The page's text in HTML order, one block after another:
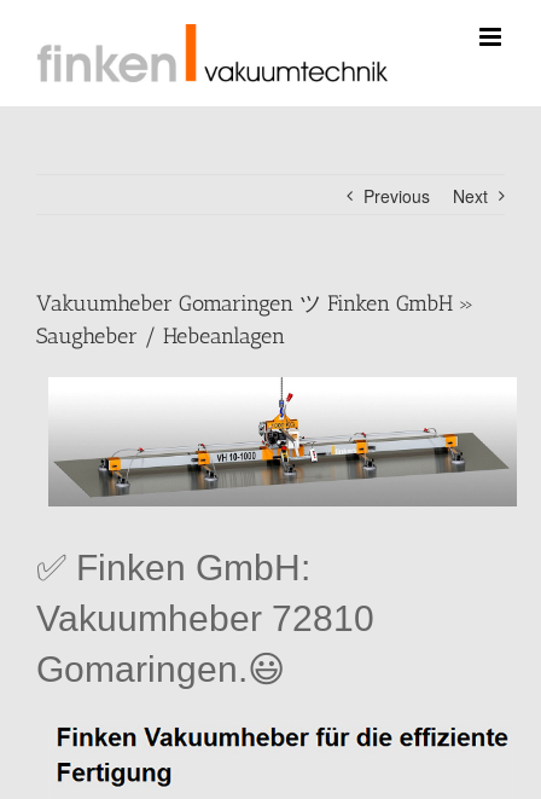
content
Previous Next
Vakuumheber Gomaringen ツ Finken GmbH »
Saugheber / Hebeanlagen
✅ Finken GmbH:
Vakuumheber 72810
Gomaringen.😃